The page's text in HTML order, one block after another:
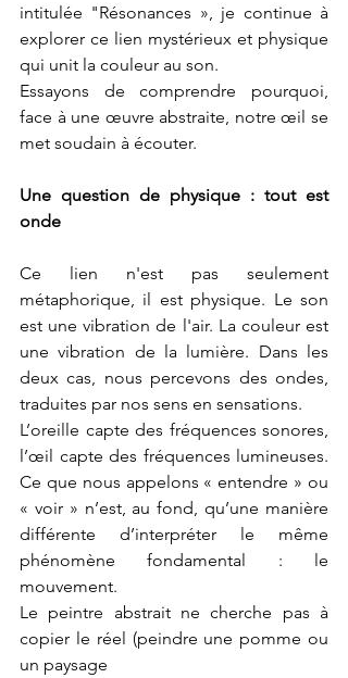
intitulée "Résonances », je continue à
explorer ce lien mystérieux et physique
qui unit la couleur au son.
Essayons de comprendre pourquoi,
face à une œuvre abstraite, notre œil se
met soudain à écouter.
Une question de physique : tout est
onde
Ce lien n'est pas seulement
métaphorique, il est physique. Le son
est une vibration de l'air. La couleur est
une vibration de la lumière. Dans les
deux cas, nous percevons des ondes,
traduites par nos sens en sensations.
L’oreille capte des fréquences sonores,
l’œil capte des fréquences lumineuses.
Ce que nous appelons « entendre » ou
« voir » n’est, au fond, qu’une manière
différente d’interpréter le même
phénomène fondamental : le
mouvement.
Le peintre abstrait ne cherche pas à
copier le réel (peindre une pomme ou
un paysage